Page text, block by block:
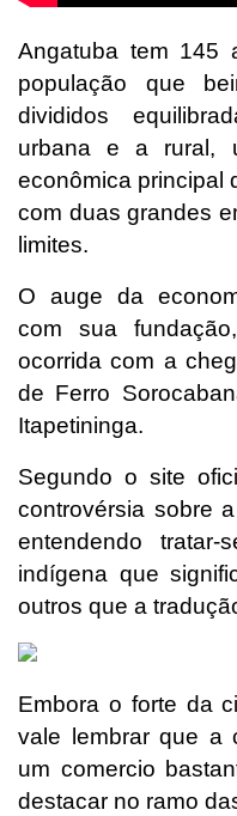
Angatuba tem 145
população que
divididos
urbana e a rural,
econômica principal
com duas grandes
limites.
O auge da
com sua
ocorrida com a
de Ferro
Itapetininga.
Segundo o site
controvérsia sobre
entendendo
indígena que
outros que a
Embora o forte da
vale lembrar que a
um comercio
destacar no ramo